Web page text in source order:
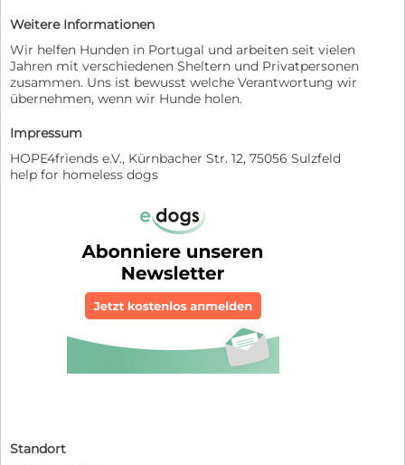
Weitere Informationen
Wir helfen Hunden in Portugal und arbeiten seit vielen
Jahren mit verschiedenen Sheltern und Privatpersonen
zusammen. Uns ist bewusst welche Verantwortung wir
übernehmen, wenn wir Hunde holen.
Impressum
HOPE4friends e.V., Kürnbacher Str. 12, 75056 Sulzfeld
help for homeless dogs
Standort